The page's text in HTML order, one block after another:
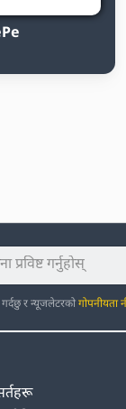
गर्दछु र न्यूजलेटरकोगोपनीयता